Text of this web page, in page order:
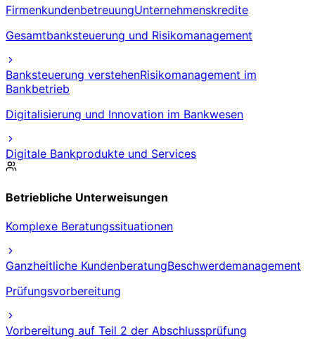
FirmenkundenbetreuungUnternehmenskredite
Gesamtbanksteuerung und Risikomanagement
Banksteuerung verstehenRisikomanagement im
Bankbetrieb
Digitalisierung und Innovation im Bankwesen
Digitale Bankprodukte und Services
Betriebliche Unterweisungen
Komplexe Beratungssituationen
Ganzheitliche KundenberatungBeschwerdemanagement
Prüfungsvorbereitung
Vorbereitung auf Teil 2 der Abschlussprüfung